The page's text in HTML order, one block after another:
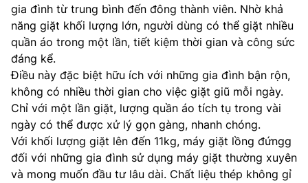
gia đình từ trung bình đến đông thành viên. Nhờ khả
năng giặt khối lượng lớn, người dùng có thể giặt nhiều
quần áo trong một lần, tiết kiệm thời gian và công sức
đáng kể.
Điều này đặc biệt hữu ích với những gia đình bận rộn,
không có nhiều thời gian cho việc giặt giũ mỗi ngày.
Chỉ với một lần giặt, lượng quần áo tích tụ trong vài
ngày có thể được xử lý gọn gàng, nhanh chóng.
Với khối lượng giặt lên đến 11kg, máy giặt lồng đứngg
đối với những gia đình sử dụng máy giặt thường xuyên
và mong muốn đầu tư lâu dài. Chất liệu thép không gỉ